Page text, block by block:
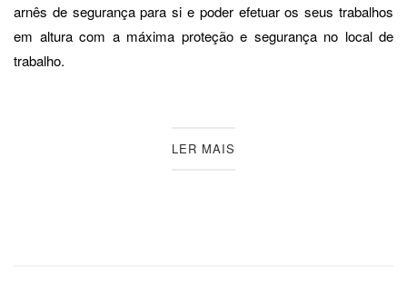
arnês de segurança para si e poder efetuar os seus trabalhos
em altura com a máxima proteção e segurança no local de
trabalho.
LER MAIS